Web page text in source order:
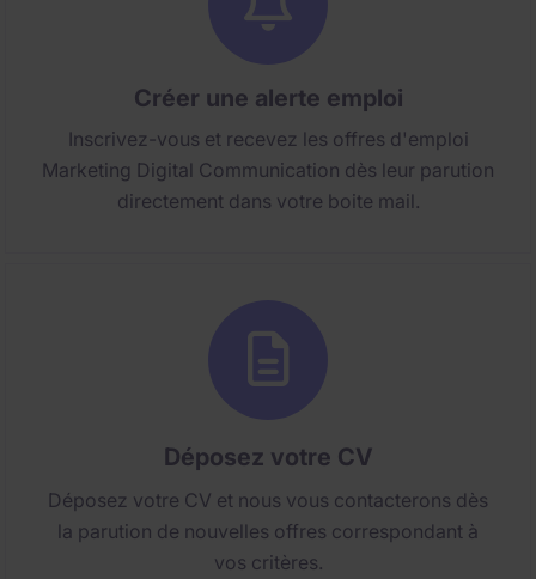
Créer une alerte emploi
Inscrivez-vous et recevez les offres d'emploi
Marketing Digital Communication dès leur parution
directement dans votre boite mail.
Déposez votre CV
Déposez votre CV et nous vous contacterons dès
la parution de nouvelles offres correspondant à
vos critères.